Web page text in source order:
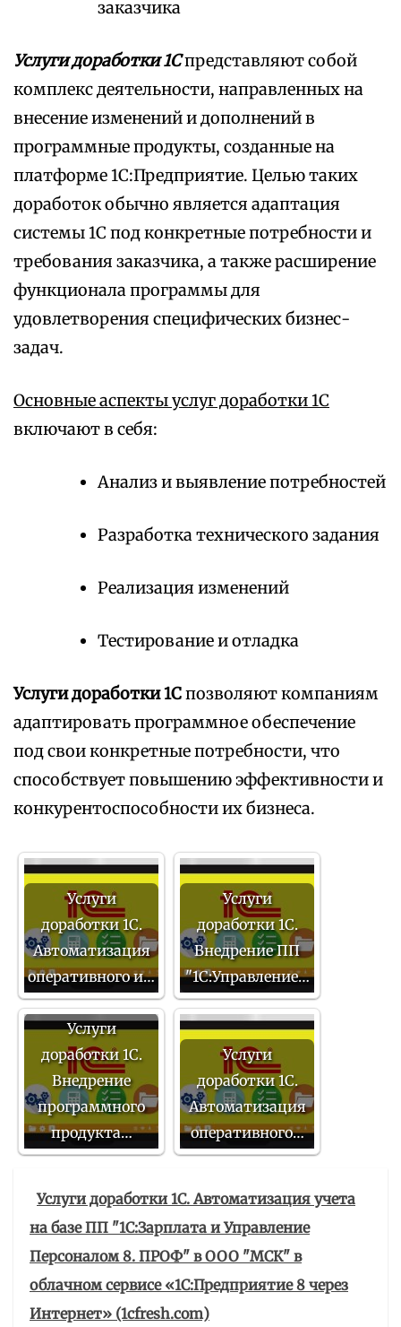
заказчика
Услуги доработки 1Спредставляют собой
комплекс деятельности, направленных на
внесение изменений и дополнений в
программные продукты, созданные на
платформе 1С:Предприятие. Целью таких
доработок обычно является адаптация
системы 1С под конкретные потребности и
требования заказчика, а также расширение
функционала программы для
удовлетворения специфических бизнес-
задач.
Основные аспекты услуг доработки 1С
включают в себя:
Анализ и выявление потребностей
Разработка технического задания
Реализация изменений
Тестирование и отладка
Услуги доработки 1Спозволяют компаниям
адаптировать программное обеспечение
под свои конкретные потребности, что
способствует повышению эффективности и
конкурентоспособности их бизнеса.
Услуги
доработки 1С.
Автоматизация
оперативного и…
Услуги
доработки 1С.
Внедрение ПП
"1С:Управление…
Услуги
доработки 1С.
Внедрение
программного
продукта…
Услуги
доработки 1С.
Автоматизация
оперативного…
Услуги доработки 1С. Автоматизация учета
на базе ПП "1С:Зарплата и Управление
Персоналом 8. ПРОФ" в ООО "МСК" в
облачном сервисе «1С:Предприятие 8 через
Интернет» (1cfresh.com)